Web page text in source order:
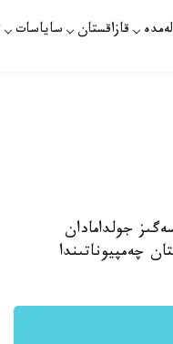
قازاقستان ساياسات
جولدامادان
چەمپيوناتىندا